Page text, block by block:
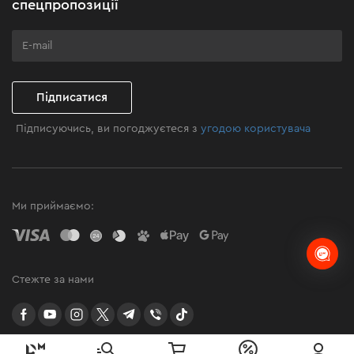
Клуб майстерності
спецпропозиції
Підписатися
Підписуючись, ви погоджуєтеся зугодою користувача
Ми приймаємо:
Стежте за нами
facebookyoutubeinstagramtwittertelegram
Viber TikTok